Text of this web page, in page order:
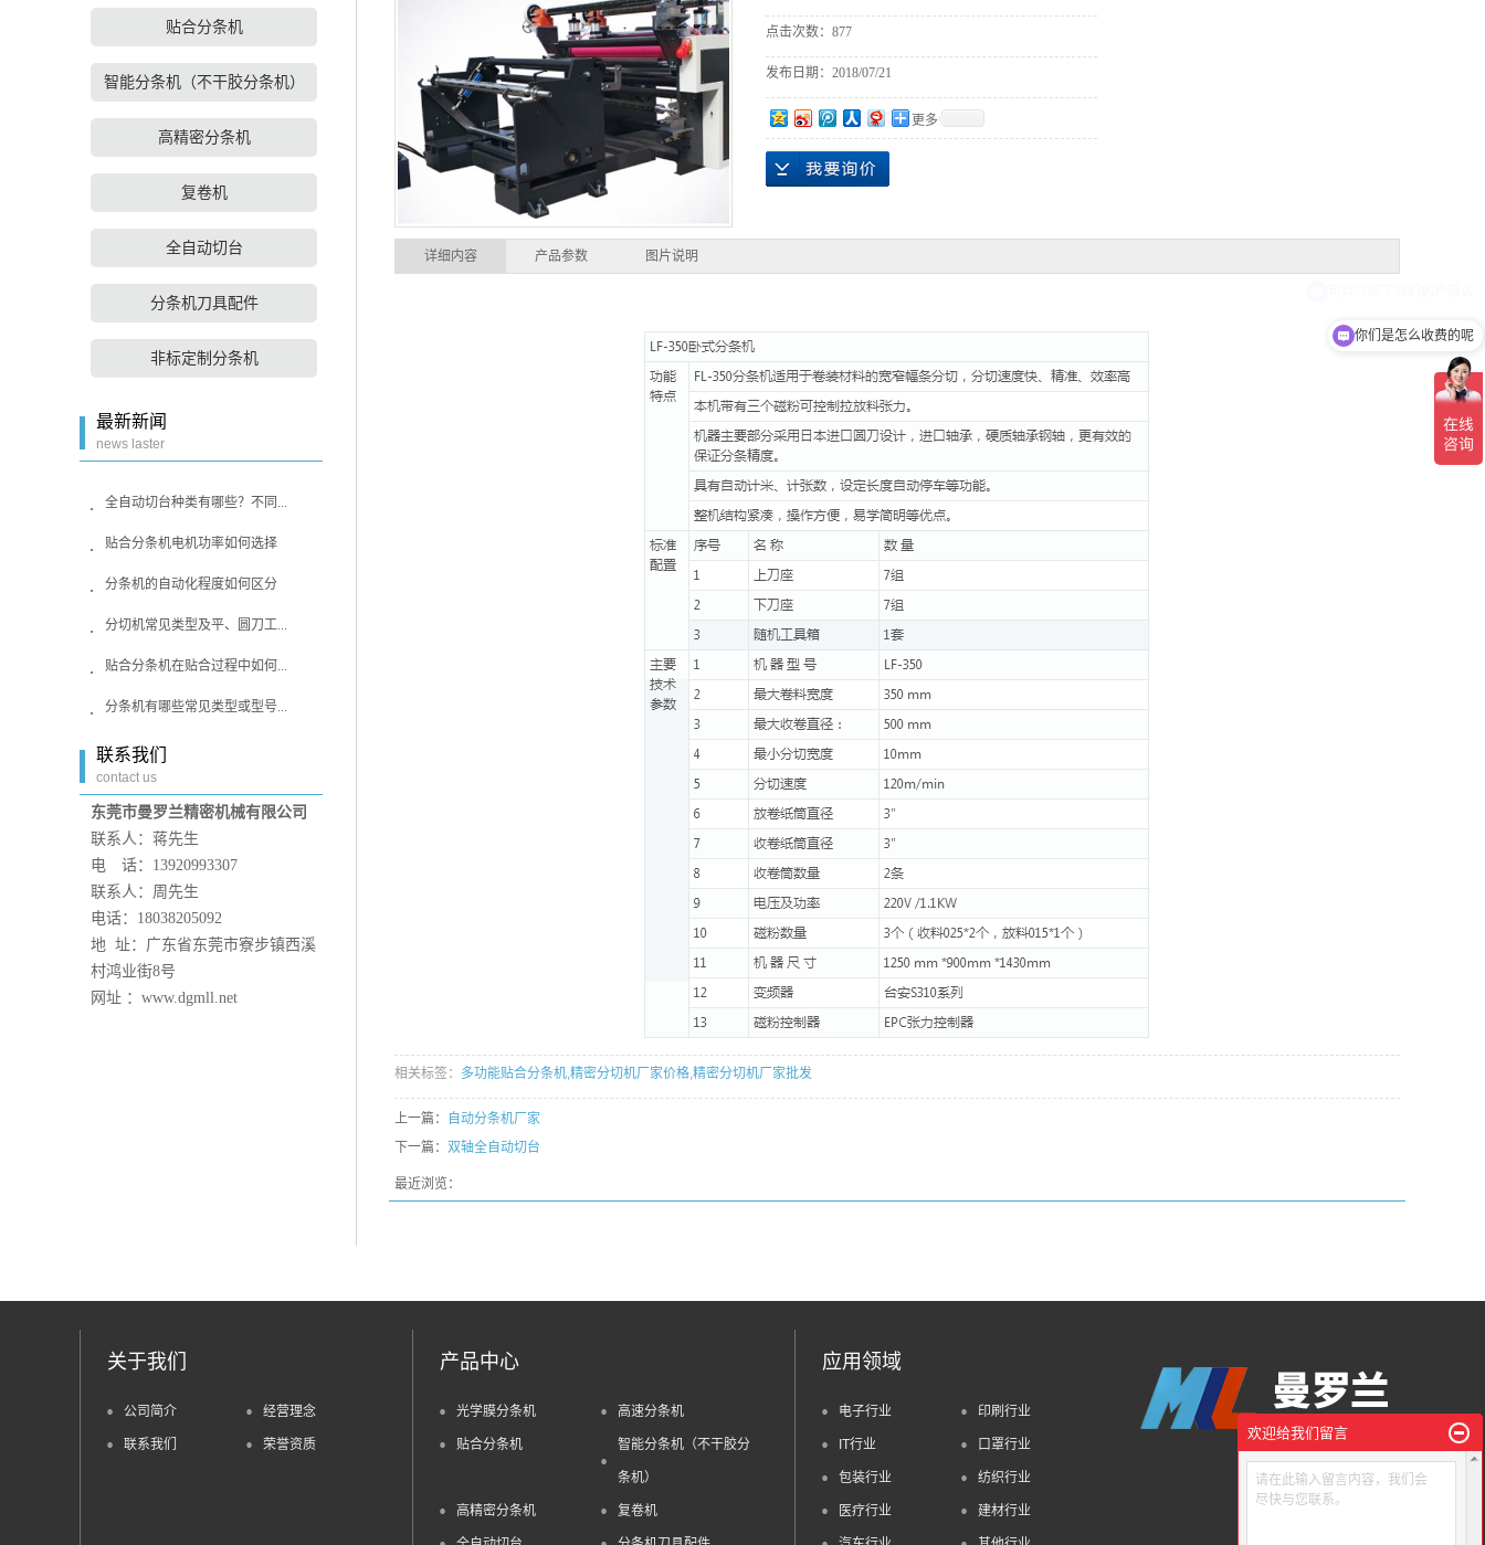
贴合分条机
智能分条机（不干胶分条机）
高精密分条机
复卷机
全自动切台
分条机刀具配件
非标定制分条机
最新新闻
news laster
全自动切台种类有哪些？不同...
贴合分条机电机功率如何选择
分条机的自动化程度如何区分
分切机常见类型及平、圆刀工...
贴合分条机在贴合过程中如何...
分条机有哪些常见类型或型号...
联系我们
contact us
东莞市曼罗兰精密机械有限公司
联系人：蒋先生
电 话：13920993307
联系人：周先生
电话：18038205092
地 址：广东省东莞市寮步镇西溪
村鸿业街8号
网址 ：www.dgmll.net
点击次数： 877
发布日期： 2018/07/21
更多
详细内容 产品参数 图片说明
相关标签： 多功能贴合分条机,精密分切机厂家价格,精密分切机厂家批发
上一篇：
自动分条机厂家
下一篇： 双轴全自动切台
最近浏览：
关于我们
公司简介 经营理念
联系我们 荣誉资质
产品中心
光学膜分条机 高速分条机
贴合分条机 智能分条机（不干胶分
条机）
高精密分条机 复卷机
应用领域
电子行业 印刷行业
IT行业 口罩行业
包装行业 纺织行业
医疗行业 建材行业
欢迎给我们留言
请在此输入留言内容，我们会
尽快与您联系。
你们是怎么收费的呢